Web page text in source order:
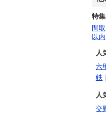
特
間
以内
人
六
鉄 ｜
人
交